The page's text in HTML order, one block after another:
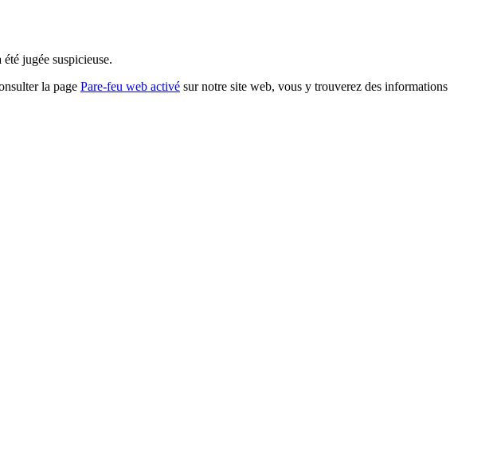
jugée suspicieuse.
la page Pare-feu web activé sur notre site web, vous y trouverez des informations